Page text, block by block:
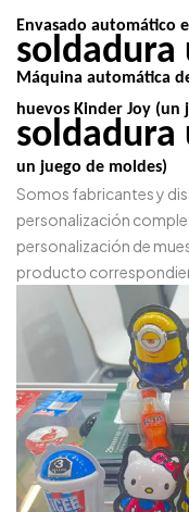
Envasado automático
soldadura
Máquina automática
huevos Kinder Joy (un
soldadura
un juego de moldes)
Somos fabricantes y
personalización
personalización de
producto